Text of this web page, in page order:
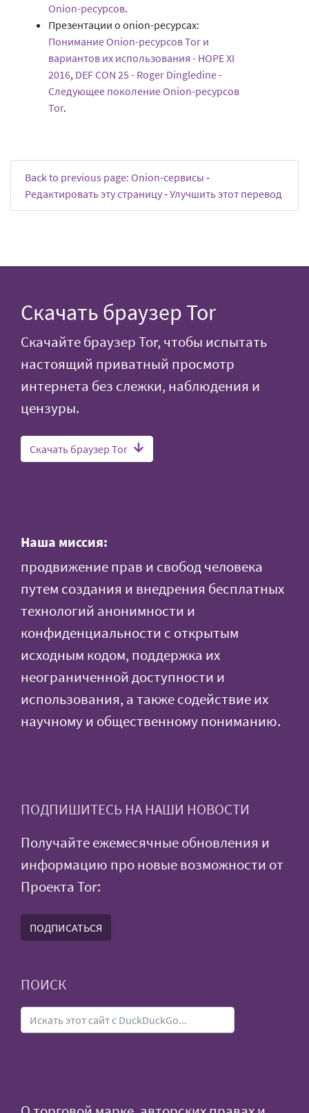
Onion-ресурсов.
Презентации о onion-ресурсах:
Понимание Onion-ресурсов Tor и
вариантов их использования - HOPE XI
2016, DEF CON 25 - Roger Dingledine -
Следующее поколение Onion-ресурсов
Tor.
Back to previous page: Onion-сервисы -
Редактировать эту страницу-Улучшить этот перевод
Скачать браузер Tor
Скачайте браузер Tor, чтобы испытать
настоящий приватный просмотр
интернета без слежки, наблюдения и
цензуры.
Скачать браузер Tor
Наша миссия:
продвижение прав и свобод человека
путем создания и внедрения бесплатных
технологий анонимности и
конфиденциальности с открытым
исходным кодом, поддержка их
неограниченной доступности и
использования, а также содействие их
научному и общественному пониманию.
ПОДПИШИТЕСЬ НА НАШИ НОВОСТИ
Получайте ежемесячные обновления и
информацию про новые возможности от
Проекта Tor:
ПОДПИСАТЬСЯ
ПОИСК